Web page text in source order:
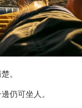
。
仍可坐人。